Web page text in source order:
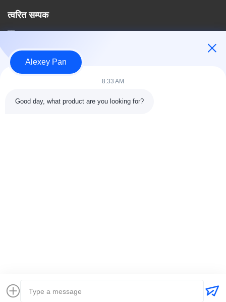
त्वरित सम्पक
घर
उत्पादों
संपर्क करें
श्रेणियाँ
Technology Co.,Ltd. . सर्वाधिकार सुरक्षित। |
Alexey Pan
8:33 AM
Good day, what product are you looking for?